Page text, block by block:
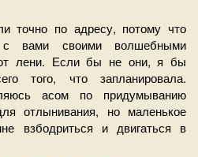
точно по адресу, потому что
вами своими волшебными
от лени. Если бы не они, я бы
того, что запланировала.
асом по придумыванию
отлынивания, но маленькое
взбодриться и двигаться в